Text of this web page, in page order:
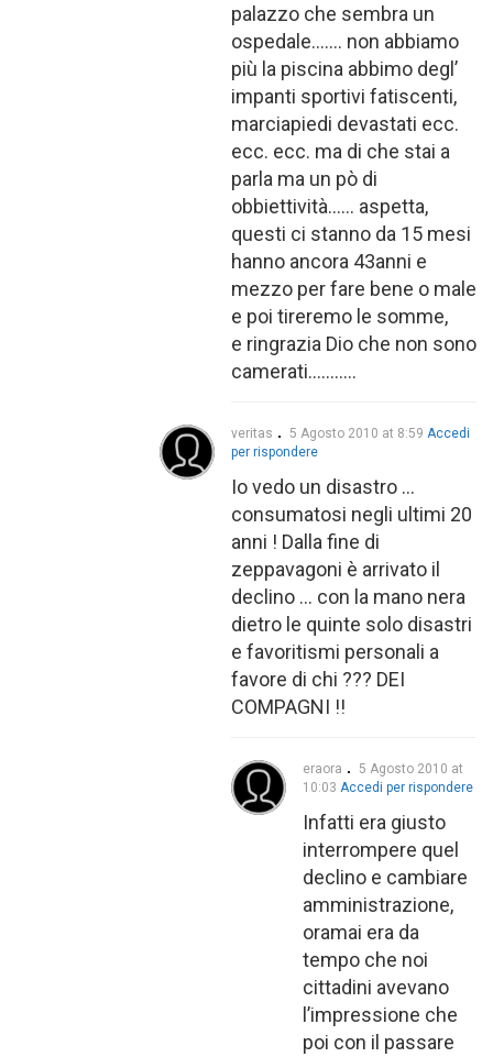
palazzo che sembra un
ospedale……. non abbiamo
più la piscina abbimo degl’
impanti sportivi fatiscenti,
marciapiedi devastati ecc.
ecc. ecc. ma di che stai a
parla ma un pò di
obbiettività…… aspetta,
questi ci stanno da 15 mesi
hanno ancora 43anni e
mezzo per fare bene o male
e poi tireremo le somme,
e ringrazia Dio che non sono
camerati………..
veritas 5 Agosto 2010 at 8:59 Accedi
per rispondere
Io vedo un disastro …
consumatosi negli ultimi 20
anni ! Dalla fine di
zeppavagoni è arrivato il
declino … con la mano nera
dietro le quinte solo disastri
e favoritismi personali a
favore di chi ??? DEI
COMPAGNI !!
eraora
5 Agosto 2010 at
10:03 Accedi per rispondere
Infatti era giusto
interrompere quel
declino e cambiare
amministrazione,
oramai era da
tempo che noi
cittadini avevano
l’impressione che
poi con il passare